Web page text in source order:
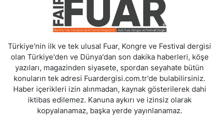
Türkiye'nin ilk ve tek ulusal Fuar, Kongre ve Festival dergisi
olan Türkiye'den ve Dünya'dan son dakika haberleri, köşe
yazıları, magazinden siyasete, spordan seyahate bütün
konuların tek adresi Fuardergisi.com.tr'de bulabilirsiniz.
Haber içerikleri izin alınmadan, kaynak gösterilerek dahi
iktibas edilemez. Kanuna aykırı ve izinsiz olarak
kopyalanamaz, başka yerde yayınlanamaz.